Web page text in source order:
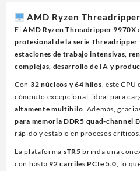
AMD Ryzen
ElAMD Ryzen Threadripper 9970X
profesional de la serie Threadripper
estaciones de trabajo intensivas,
complejas, desarrollo de IA y
Con 32 núcleos y 64 hilos, este CPU
cómputo excepcional, ideal para
altamente multihilo. Además,
para memoria DDR5 quad-channel
rápido y estable en procesos críticos.
La plataforma sTR5 brinda una
con hasta92 carriles PCIe 5.0, lo